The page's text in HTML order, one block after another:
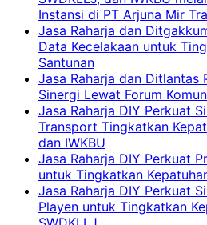
Instansi di PT Arjuna Mir
Jasa Raharja dan
Data Kecelakaan untuk
Santunan
Jasa Raharja dan Ditlantas
Sinergi Lewat Forum
Jasa Raharja DIY Perkuat
Transport Tingkatkan
dan IWKBU
Jasa Raharja DIY Perkuat
untuk Tingkatkan
Jasa Raharja DIY Perkuat
Playen untuk Tingkatkan